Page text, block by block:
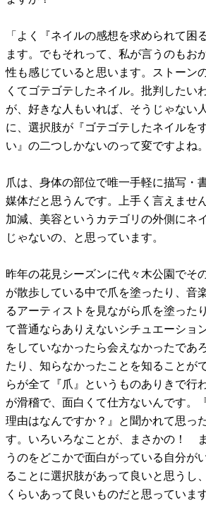
「よく『ネイルの感想を求められて困
ます。でもそれって、私が言うのもお
性も感じていると思います。ストーン
くてゴテゴテしたネイル。批判したい
が、好きな人もいれば、そうじゃない
に、選択肢が『ゴテゴテしたネイルを
い』の二つしかないのって変ですよね。
爪は、身体の部位で唯一手軽に描写・
媒体だと思うんです。上手く言えませ
加減、美容というカテゴリの外側にネ
じゃないの、と思っています。
昨年の花見シーズンに代々木公園でそ
が散歩している中で爪を塗ったり、音
るアーティストを見ながら爪を塗った
て普通ならありえないシチュエーショ
をしていなかったら会えなかったであ
たり、知らなかったことを知ることが
らが全て『爪』というものありきで行
が滑稽で、面白くて仕方ないんです。
理由はなんですか？』と聞かれて思っ
す。いろいろなことが、まさかの！
うのをどこかで面白がっている自分が
ることに選択肢があって良いと思うし
くらいあって良いものだと思っています